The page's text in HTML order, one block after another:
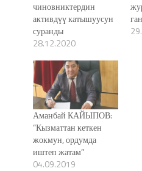
чиновниктердин
активдүү катышуусун
суранды
28.12.2020
Аманбай КАЙЫПОВ:
“Кызматтан кеткен
жокмун, ордумда
иштеп жатам”
04.09.2019